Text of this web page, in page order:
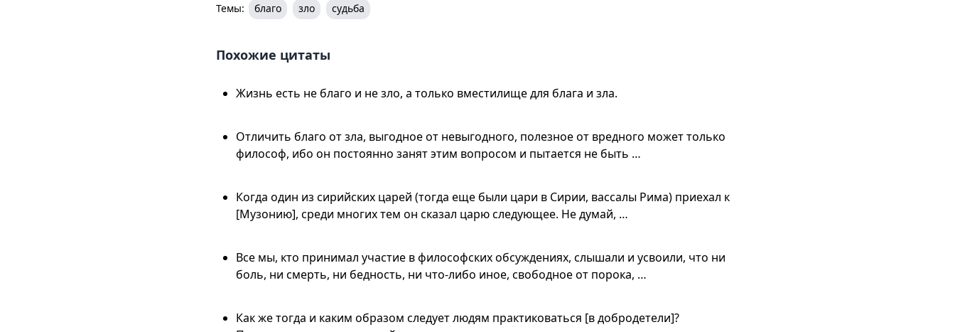
Темы: благо зло судьба
Похожие цитаты
Жизнь есть не благо и не зло, а только вместилище для блага и зла.
Отличить благо от зла, выгодное от невыгодного, полезное от вредного может только
философ, ибо он постоянно занят этим вопросом и пытается не быть …
Когда один из сирийских царей (тогда еще были цари в Сирии, вассалы Рима) приехал к
[Музонию], среди многих тем он сказал царю следующее. Не думай, …
Все мы, кто принимал участие в философских обсуждениях, слышали и усвоили, что ни
боль, ни смерть, ни бедность, ни что-либо иное, свободное от порока, …
Как же тогда и каким образом следует людям практиковаться [в добродетели]?